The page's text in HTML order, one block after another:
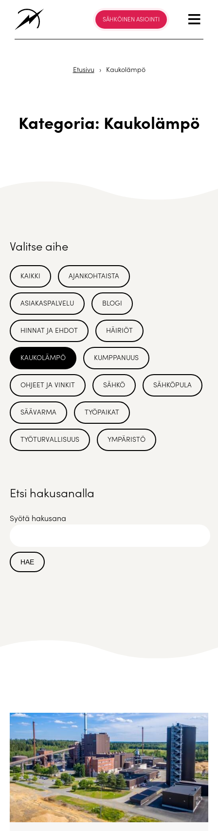
SÄHKÖINEN ASIOINTI
Etusivu › Kaukolämpö
Kategoria: Kaukolämpö
Valitse aihe
KAIKKI AJANKOHTAISTA
ASIAKASPALVELU BLOGI
HINNAT JA EHDOT HÄIRIÖT
KAUKOLÄMPÖ KUMPPANUUS
OHJEET JA VINKIT SÄHKÖ SÄHKÖPULA
SÄÄVARMA TYÖPAIKAT
TYÖTURVALLISUUS YMPÄRISTÖ
Etsi hakusanalla
Syötä hakusana